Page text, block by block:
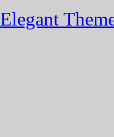
Elegant